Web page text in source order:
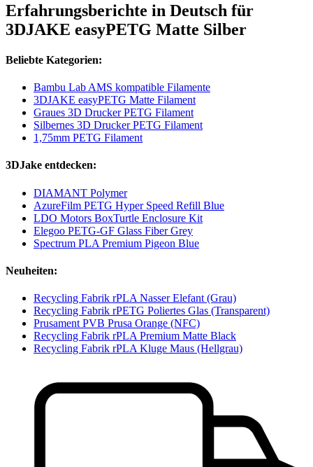
Erfahrungsberichte in Deutsch für
3DJAKE easyPETG Matte Silber
Beliebte Kategorien:
Bambu Lab AMS kompatible Filamente
3DJAKE easyPETG Matte Filament
Graues 3D Drucker PETG Filament
Silbernes 3D Drucker PETG Filament
1,75mm PETG Filament
3DJake entdecken:
DIAMANT Polymer
AzureFilm PETG Hyper Speed Refill Blue
LDO Motors BoxTurtle Enclosure Kit
Elegoo PETG-GF Glass Fiber Grey
Spectrum PLA Premium Pigeon Blue
Neuheiten:
Recycling Fabrik rPLA Nasser Elefant (Grau)
Recycling Fabrik rPETG Poliertes Glas (Transparent)
Prusament PVB Prusa Orange (NFC)
Recycling Fabrik rPLA Premium Matte Black
Recycling Fabrik rPLA Kluge Maus (Hellgrau)